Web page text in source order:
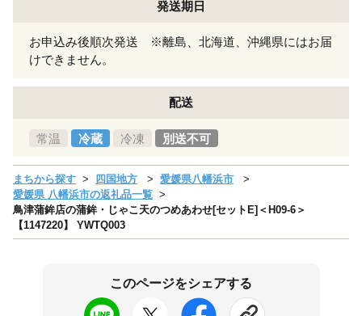
発送期日
お申込み後順次発送 ※離島、北海道、沖縄県にはお届
けできません。
配送
常温 冷蔵 冷凍 別送不可
まちから探す 四国地方
愛媛県八幡浜市
愛媛県 八幡浜市の返礼品一覧
鳥津蒲鉾店の蒲鉾・じゃこ天のつめあわせ[セットE]＜H09-6＞
【1147220】 YWTQ003
このページをシェアする